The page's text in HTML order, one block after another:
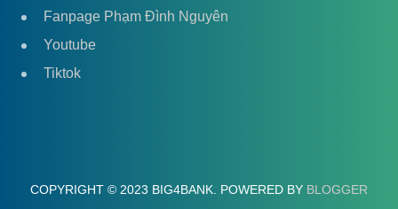
Fanpage Phạm Đình Nguyên
Youtube
Tiktok
COPYRIGHT © 2023 BIG4BANK. POWERED BY BLOGGER